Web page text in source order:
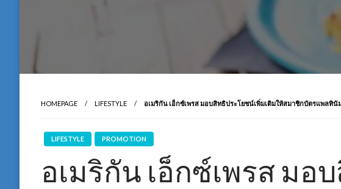
HOMEPAGE LIFESTYLE อเมริกัน เอ็กซ์เพรส มอบสิทธิประโยชน์เพิ่มเติมให้สมาชิกบัตรแพลทินั
LIFESTYLE PROMOTION
อเมริกัน เอ็กซ์เพรส มอ